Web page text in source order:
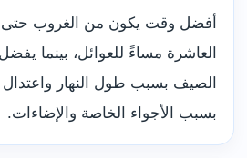
أفضل وقت يكون من الغروب حتى
العاشرة مساءً للعوائل، بينما
الصيف بسبب طول النهار واعتدال
بسبب الأجواء الخاصة والإضاءات.